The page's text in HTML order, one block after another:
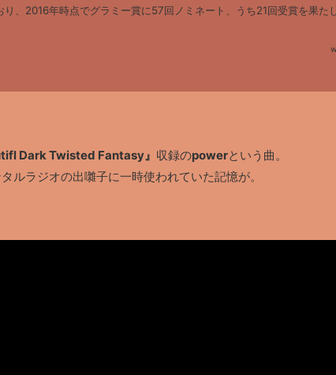
り、2016年時点でグラミー賞に57回ノミネート、うち21回受賞を果た
Dark Twisted Fantasy』 収録のpowerという曲。
ルラジオの出囃子に一時使われていた記憶が。